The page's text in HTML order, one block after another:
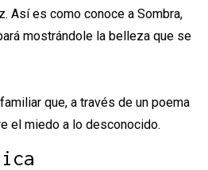
Así es como conoce a Sombra,
mostrándole la belleza que se
que, a través de un poema
el miedo a lo desconocido.